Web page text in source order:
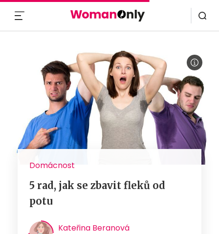
Domácnost
5 rad, jak se zbavit fleků od
potu
Kateřina Beranová